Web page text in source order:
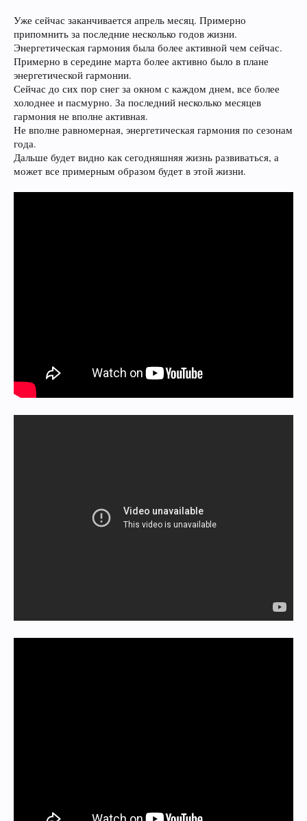
Уже сейчас заканчивается апрель месяц. Примерно
припомнить за последние несколько годов жизни.
Энергетическая гармония была более активной чем сейчас.
Примерно в середине марта более активно было в плане
энергетической гармонии.
Сейчас до сих пор снег за окном с каждом днем, все более
холоднее и пасмурно. За последний несколько месяцев
гармония не вполне активная.
Не вполне равномерная, энергетическая гармония по сезонам
года.
Дальше будет видно как сегодняшняя жизнь развиваться, а
может все примерным образом будет в этой жизни.